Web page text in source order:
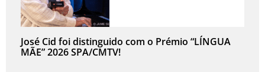
José Cid foi distinguido com o Prémio “LÍNGUA
MÃE” 2026 SPA/CMTV!